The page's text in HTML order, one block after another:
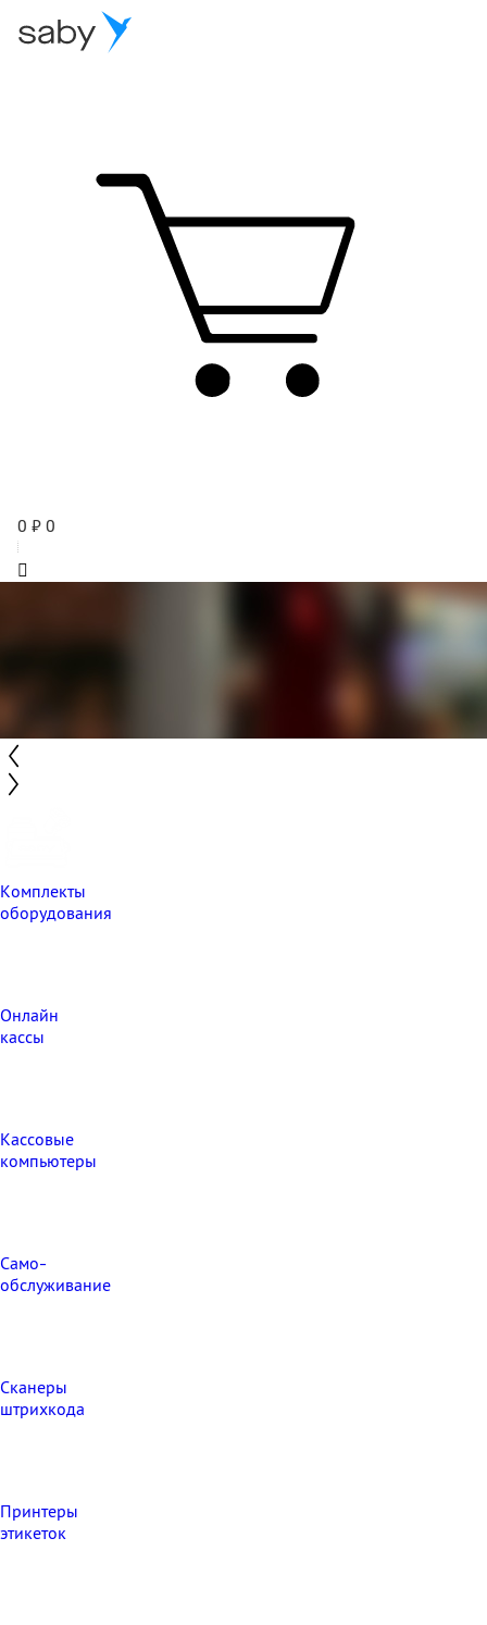
0 ₽ 0
Комплекты
оборудования
Онлайн
кассы
Кассовые
компьютеры
Само-
обслуживание
Сканеры
штрихкода
Принтеры
этикеток